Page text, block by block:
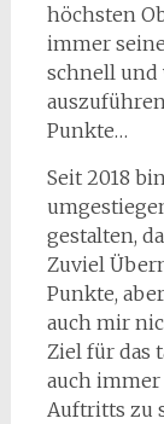
höchsten
immer
schnell und
Punkte…
Seit 2018
gestalten,
Zuviel
Punkte,
auch mir
Ziel für das
auch
Auftritts zu